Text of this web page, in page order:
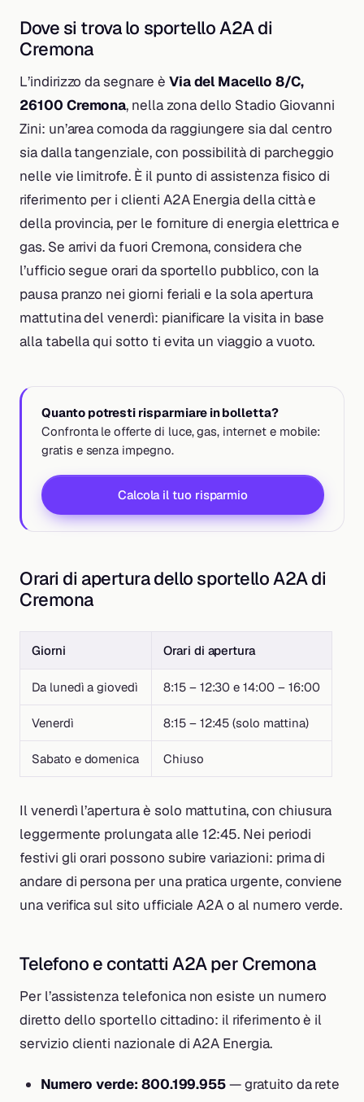
Dove si trova lo sportello A2A di
Cremona
L’indirizzo da segnare è Via del Macello 8/C,
26100 Cremona, nella zona dello Stadio Giovanni
Zini: un’area comoda da raggiungere sia dal centro
sia dalla tangenziale, con possibilità di parcheggio
nelle vie limitrofe. È il punto di assistenza fisico di
riferimento per i clienti A2A Energia della città e
della provincia, per le forniture di energia elettrica e
gas. Se arrivi da fuori Cremona, considera che
l’ufficio segue orari da sportello pubblico, con la
pausa pranzo nei giorni feriali e la sola apertura
mattutina del venerdì: pianificare la visita in base
alla tabella qui sotto ti evita un viaggio a vuoto.
Quanto potresti risparmiare in bolletta?
Confronta le offerte di luce, gas, internet e mobile:
gratis e senza impegno.
Calcola il tuo risparmio
Orari di apertura dello sportello A2A di
Cremona
Giorni Orari di apertura
Da lunedì a giovedì 8:15 – 12:30 e 14:00 – 16:00
Venerdì 8:15 – 12:45 (solo mattina)
Sabato e domenica Chiuso
Il venerdì l’apertura è solo mattutina, con chiusura
leggermente prolungata alle 12:45. Nei periodi
festivi gli orari possono subire variazioni: prima di
andare di persona per una pratica urgente, conviene
una verifica sul sito ufficiale A2A o al numero verde.
Telefono e contatti A2A per Cremona
Per l’assistenza telefonica non esiste un numero
diretto dello sportello cittadino: il riferimento è il
servizio clienti nazionale di A2A Energia.
Numero verde: 800.199.955— gratuito da rete